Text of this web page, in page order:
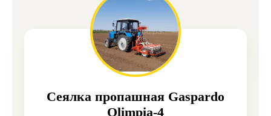
Сеялка пропашная Gaspardo
Olimpia-4